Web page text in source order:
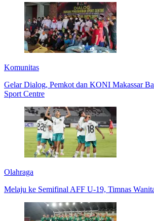
Komunitas
Gelar Dialog, Pemkot dan KONI Makassar
Sport Centre
Olahraga
Melaju ke Semifinal AFF U-19, Timnas